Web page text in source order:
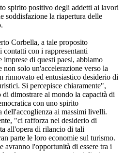
spirito positivo degli addetti ai lavori
soddisfazione la riapertura delle
Corbella, a tale proposito
con i rappresentanti
di questi paesi, abbiamo
non solo un'accelerazione verso la
rinnovato ed entusiastico desiderio di
Si percepisce chiaramente",
dimostrare al mondo la capacità di
con uno spirito
dell'accoglienza ai massimi livelli.
"ci rafforza nel desiderio di
all'opera di rilancio di tali
parte le loro economie sul turismo.
avranno l'opportunità di essere tra i